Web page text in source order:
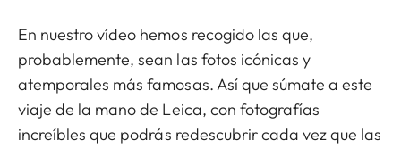
En nuestro vídeo hemos recogido las que,
probablemente, sean las fotos icónicas y
atemporales más famosas. Así que súmate a este
viaje de la mano de Leica, con fotografías
increíbles que podrás redescubrir cada vez que las